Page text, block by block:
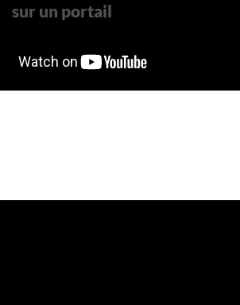
sur un portail